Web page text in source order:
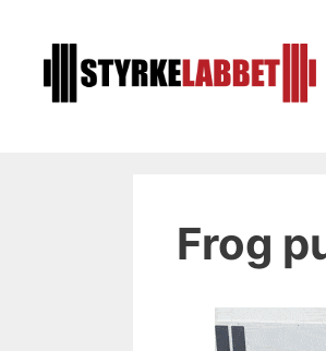
innehåll
Frog